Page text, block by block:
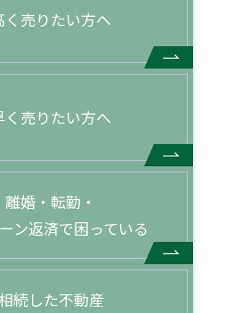
く売りたい方へ
く売りたい方へ
離婚・転勤・
ン返済で困っている
相続した不動産